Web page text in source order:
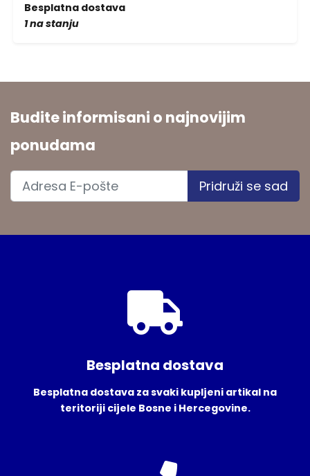
Besplatna dostava
1 na stanju
Budite informisani o najnovijim
ponudama
Pridruži se sad
Besplatna dostava
Besplatna dostava za svaki kupljeni artikal na
teritoriji cijele Bosne i Hercegovine.